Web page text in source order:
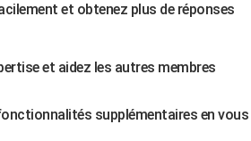
et obtenez plus de réponses
et aidez les autres membres
supplémentaires en vous